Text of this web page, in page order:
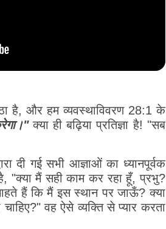
है, और हम व्यवस्थाविवरण 28:1 के
क्या ही बढ़िया प्रतिज्ञा है! "सब
दी गई सभी आज्ञाओं का ध्यानपूर्वक
मैं सही काम कर रहा हूँ, प्रभु?
हैं कि मैं इस स्थान पर जाऊँ? क्या
वह ऐसे व्यक्ति से प्यार करता